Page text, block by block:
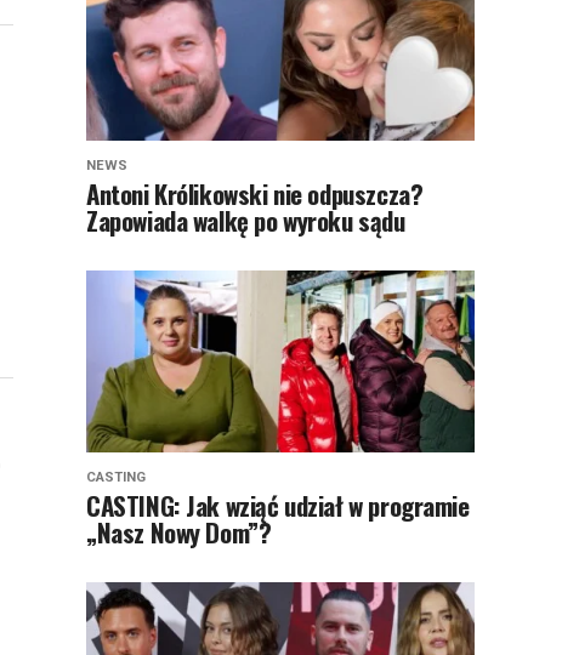
NEWS
Antoni Królikowski nie odpuszcza?
Zapowiada walkę po wyroku sądu
CASTING
CASTING: Jak wziąć udział w programie
„Nasz Nowy Dom”?